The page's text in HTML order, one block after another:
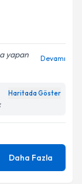
yapan
Devamı
Haritada Göster
Daha Fazla